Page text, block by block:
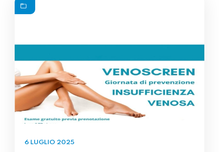
6 LUGLIO 2025